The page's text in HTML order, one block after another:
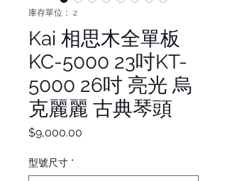
庫存單位： 2
Kai 相思木全單板
KC-5000 23吋KT-
5000 26吋 亮光 烏
克麗麗 古典琴頭
$9,000.00
型號尺寸 *